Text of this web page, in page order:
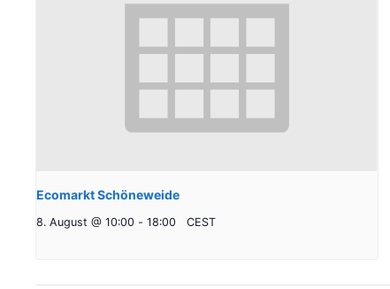
Ecomarkt Schöneweide
8. August @ 10:00 - 18:00 CEST